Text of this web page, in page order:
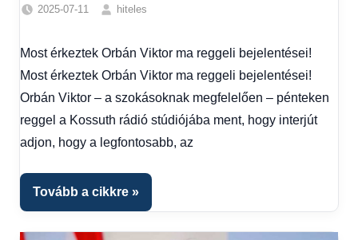
2025-07-11
hiteles
Hírek
1
kézből
Most érkeztek Orbán Viktor ma reggeli bejelentései!
Most érkeztek Orbán Viktor ma reggeli bejelentései!
Orbán Viktor – a szokásoknak megfelelően – pénteken
reggel a Kossuth rádió stúdiójába ment, hogy interjút
adjon, hogy a legfontosabb, az
Tovább a cikkre